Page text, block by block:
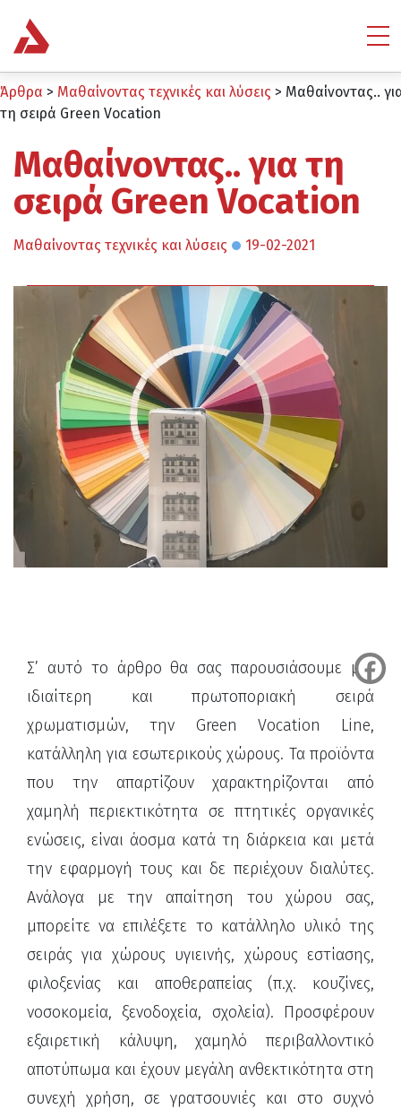
Άρθρα > Μαθαίνοντας τεχνικές και λύσεις > Μαθαίνοντας..
τη σειρά Green Vocation
Μαθαίνοντας.. για τη
σειρά Green Vocation
Μαθαίνοντας τεχνικές και λύσεις 19-02-2021
Σ’ αυτό το άρθρο θα σας παρουσιάσουμε μία
ιδιαίτερη και πρωτοποριακή σειρά
χρωματισμών, την Green Vocation Line,
κατάλληλη για εσωτερικούς χώρους. Τα προϊόντα
που την απαρτίζουν χαρακτηρίζονται από
χαμηλή περιεκτικότητα σε πτητικές οργανικές
ενώσεις, είναι άοσμα κατά τη διάρκεια και μετά
την εφαρμογή τους και δε περιέχουν διαλύτες.
Ανάλογα με την απαίτηση του χώρου σας,
μπορείτε να επιλέξετε το κατάλληλο υλικό της
σειράς για χώρους υγιεινής, χώρους εστίασης,
φιλοξενίας και αποθεραπείας (π.χ. κουζίνες,
νοσοκομεία, ξενοδοχεία, σχολεία). Προσφέρουν
εξαιρετική κάλυψη, χαμηλό περιβαλλοντικό
αποτύπωμα και έχουν μεγάλη ανθεκτικότητα στη
συνεχή χρήση, σε γρατσουνιές και στο συχνό